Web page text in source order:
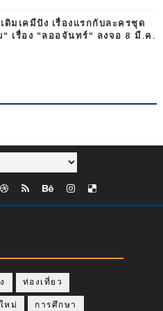
ดิมเคมีปัง เรื่องแรกกับละครชุด
” เรื่อง “ลออจันทร์” ลงจอ 8 มี.ค.
ท่องเที่ยว
หม่ การศึกษา